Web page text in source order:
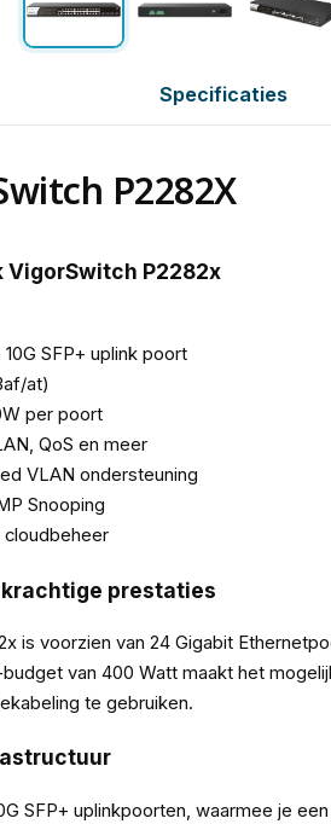
Specificaties
P2282X
VigorSwitch P2282x
SFP+ uplink poort
at)
per poort
QoS en meer
VLAN ondersteuning
Snooping
cloudbeheer
krachtige prestaties
is voorzien van 24 Gigabit
van 400 Watt maakt het
te gebruiken.
SFP+ uplinkpoorten, waarmee je